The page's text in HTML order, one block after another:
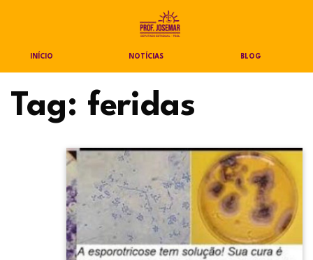
INÍCIO NOTÍCIAS BLOG
Tag: feridas